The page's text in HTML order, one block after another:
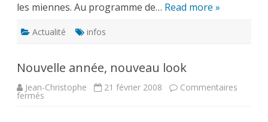
les miennes. Au programme de… Read more »
Actualité infos
Nouvelle année, nouveau look
Jean-Christophe 21 février 2008 Commentaires
fermés